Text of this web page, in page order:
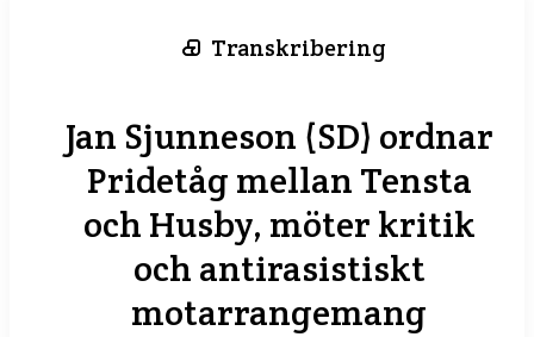
Transkribering
Jan Sjunneson (SD) ordnar
Pridetåg mellan Tensta
och Husby, möter kritik
och antirasistiskt
motarrangemang